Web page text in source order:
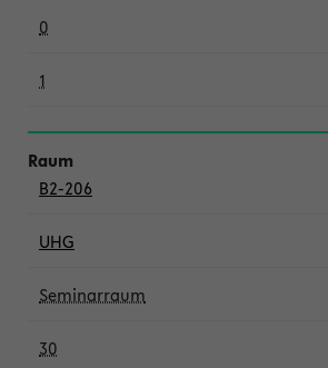
0
1
B2-206
UHG
Seminarraum
30